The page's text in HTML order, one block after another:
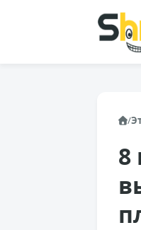
/
8